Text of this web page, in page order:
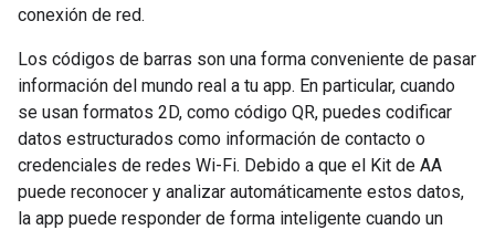
conexión de red.
Los códigos de barras son una forma conveniente de pasar
información del mundo real a tu app. En particular, cuando
se usan formatos 2D, como código QR, puedes codificar
datos estructurados como información de contacto o
credenciales de redes Wi-Fi. Debido a que el Kit de AA
puede reconocer y analizar automáticamente estos datos,
la app puede responder de forma inteligente cuando un